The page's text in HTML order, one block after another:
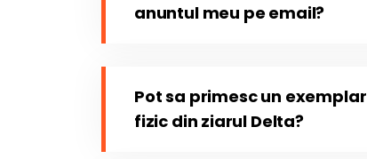
anuntul meu pe email?
Pot sa primesc un exemplar
fizic din ziarul Delta?